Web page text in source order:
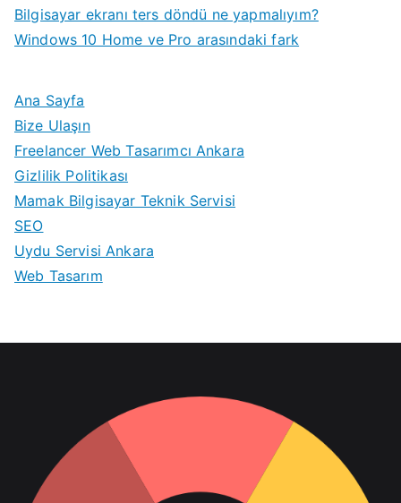
Bilgisayar ekranı ters döndü ne yapmalıyım?
Windows 10 Home ve Pro arasındaki fark
Ana Sayfa
Bize Ulaşın
Freelancer Web Tasarımcı Ankara
Gizlilik Politikası
Mamak Bilgisayar Teknik Servisi
SEO
Uydu Servisi Ankara
Web Tasarım